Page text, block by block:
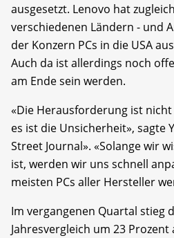
ausgesetzt. Lenovo hat
verschiedenen Ländern - und
der Konzern PCs in die USA
Auch da ist allerdings noch
am Ende sein werden.
«Die Herausforderung ist
es ist die Unsicherheit», sagte
Street Journal». «Solange wir
ist, werden wir uns schnell
meisten PCs aller Hersteller
Im vergangenen Quartal stieg
Jahresvergleich um 23